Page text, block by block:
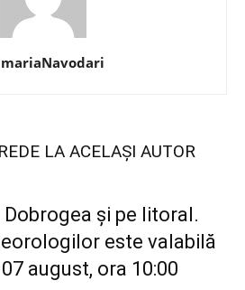
DE LA ACELAȘI AUTOR
Dobrogea și pe litoral.
este valabilă
august, ora 10:00